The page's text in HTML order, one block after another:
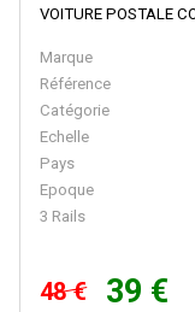
HEKI
Heljan
Herkat
VOITURE POSTALE
Marque
Référence
Catégorie
Echelle
Pays
Epoque
3 Rails
48 € 39 €